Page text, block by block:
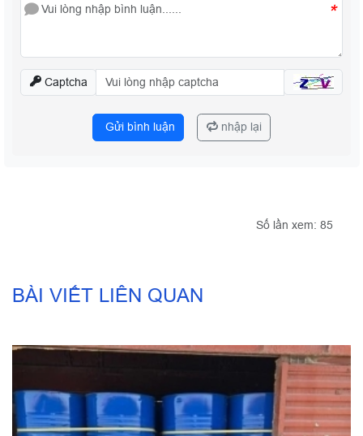
*
Captcha
Gửi bình luận nhập lại
Số lần xem: 85
BÀI VIẾT LIÊN QUAN